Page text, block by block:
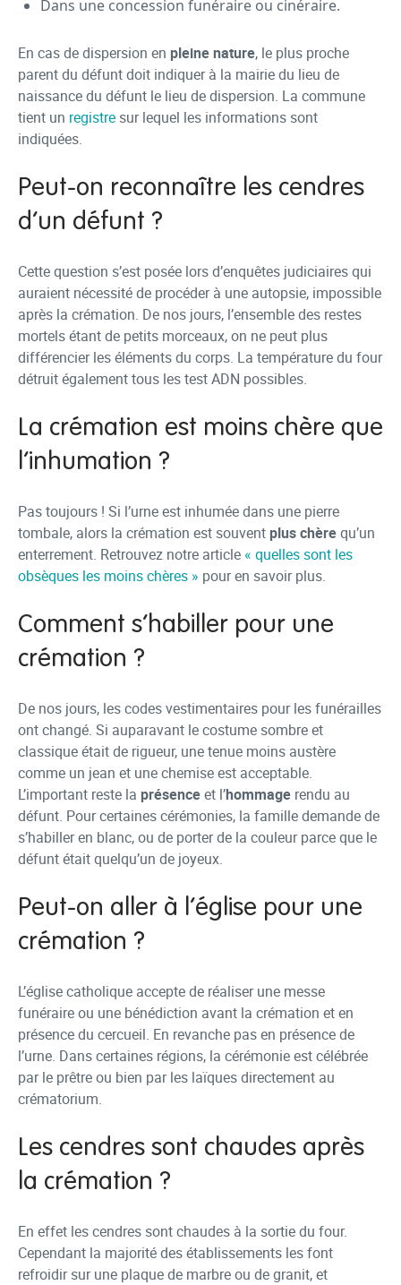
Dans une concession funéraire ou cinéraire.
En cas de dispersion en pleine nature, le plus proche
parent du défunt doit indiquer à la mairie du lieu de
naissance du défunt le lieu de dispersion. La commune
tient un registre sur lequel les informations sont
indiquées.
Peut-on reconnaître les cendres
d’un défunt ?
Cette question s’est posée lors d’enquêtes judiciaires qui
auraient nécessité de procéder à une autopsie, impossible
après la crémation. De nos jours, l’ensemble des restes
mortels étant de petits morceaux, on ne peut plus
différencier les éléments du corps. La température du four
détruit également tous les test ADN possibles.
La crémation est moins chère que
l’inhumation ?
Pas toujours ! Si l’urne est inhumée dans une pierre
tombale, alors la crémation est souvent plus chèrequ’un
enterrement. Retrouvez notre article « quelles sont les
obsèques les moins chères » pour en savoir plus.
Comment s’habiller pour une
crémation ?
De nos jours, les codes vestimentaires pour les funérailles
ont changé. Si auparavant le costume sombre et
classique était de rigueur, une tenue moins austère
comme un jean et une chemise est acceptable.
L’important reste la présenceet l’hommage rendu au
défunt. Pour certaines cérémonies, la famille demande de
s’habiller en blanc, ou de porter de la couleur parce que le
défunt était quelqu’un de joyeux.
Peut-on aller à l’église pour une
crémation ?
L’église catholique accepte de réaliser une messe
funéraire ou une bénédiction avant la crémation et en
présence du cercueil. En revanche pas en présence de
l’urne. Dans certaines régions, la cérémonie est célébrée
par le prêtre ou bien par les laïques directement au
crématorium.
Les cendres sont chaudes après
la crémation ?
En effet les cendres sont chaudes à la sortie du four.
Cependant la majorité des établissements les font
refroidir sur une plaque de marbre ou de granit, et